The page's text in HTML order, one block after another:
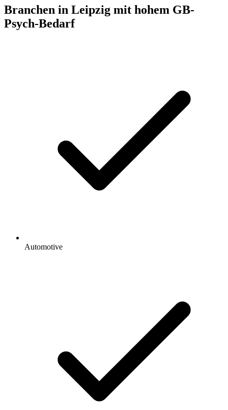
Branchen in Leipzig mit hohem GB-
Psych-Bedarf
Automotive